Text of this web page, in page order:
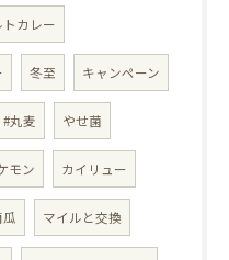
トカレー
冬至 キャンペーン
#丸麦 やせ菌
モン カイリュー
マイルと交換